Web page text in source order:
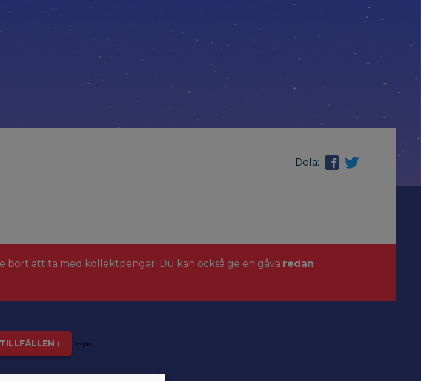
Dela:
bort att ta med kollektpengar! Du kan också ge en gåva redan
› inspis